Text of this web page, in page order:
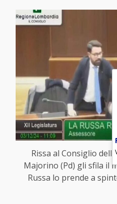
Rissa al Consiglio
Majorino (Pd) gli sfila il
Russa lo prende a